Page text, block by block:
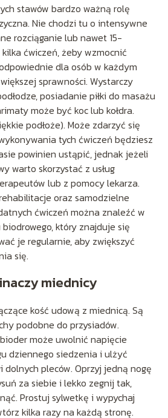
stawów bardzo ważną rolę
Nie chodzi tu o intensywne
rozciąganie lub nawet 15-
ćwiczeń, żeby wzmocnić
dla osób w każdym
sprawności. Wystarczy
posiadanie piłki do masażu
może być koc lub kołdra.
podłoże). Może zdarzyć się
tych ćwiczeń będziesz
powinien ustąpić, jednak jeżeli
warto skorzystać z usług
lub z pomocy lekarza.
oraz samodzielne
ćwiczeń można znaleźć w
który znajduje się
je regularnie, aby zwiększyć
się.
miednicy
kość udową z miednicą. Są
podobne do przysiadów.
może uwolnić napięcie
dziennego siedzenia i ulżyć
dolnych pleców. Oprzyj jedną nogę
za siebie i lekko zegnij tak,
Prostuj sylwetkę i wypychaj
kilka razy na każdą stronę.